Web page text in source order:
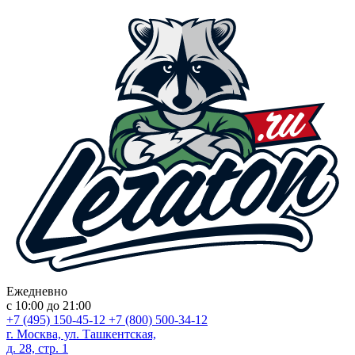
Ежедневно
с 10:00 до 21:00
+7 (495) 150-45-12 +7 (800) 500-34-12
г. Москва, ул. Ташкентская,
д. 28, стр. 1